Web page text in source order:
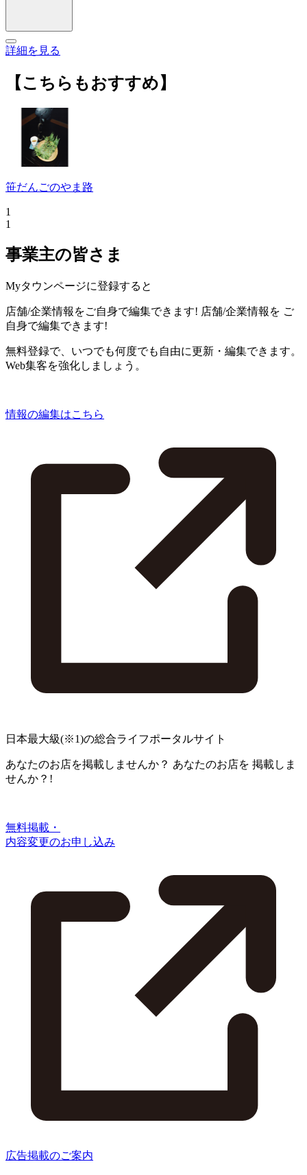
詳細を見る
【こちらもおすすめ】
笹だんごのやま路
1
1
事業主の皆さま
Myタウンページに登録すると
店舗/企業情報をご自身で編集できます! 店舗/企業情報を ご
自身で編集できます!
無料登録で、いつでも何度でも自由に更新・編集できます。
Web集客を強化しましょう。
情報の編集はこちら
日本最大級(※1)の総合ライフポータルサイト
あなたのお店を掲載しませんか？ あなたのお店を 掲載しま
せんか？!
無料掲載・
内容変更のお申し込み
広告掲載のご案内